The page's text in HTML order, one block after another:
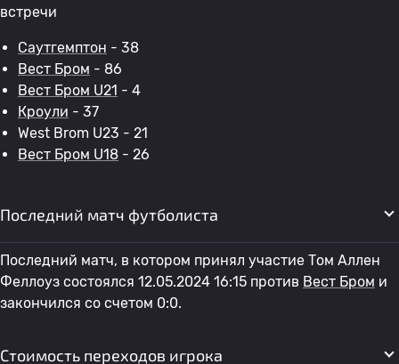
встречи
Саутгемптон - 38
Вест Бром - 86
Вест Бром U21 - 4
Кроули - 37
West Brom U23 - 21
Вест Бром U18 - 26
Последний матч футболиста
Последний матч, в котором принял участие Том Аллен
Феллоуз состоялся 12.05.2024 16:15 против Вест Бром и
закончился со счетом 0:0.
Стоимость переходов игрока